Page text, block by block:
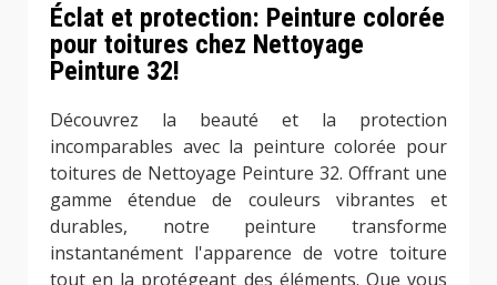
Éclat et protection: Peinture colorée
pour toitures chez Nettoyage
Peinture 32!
Découvrez la beauté et la protection
incomparables avec la peinture colorée pour
toitures de Nettoyage Peinture 32. Offrant une
gamme étendue de couleurs vibrantes et
durables, notre peinture transforme
instantanément l'apparence de votre toiture
tout en la protégeant des éléments. Que vous